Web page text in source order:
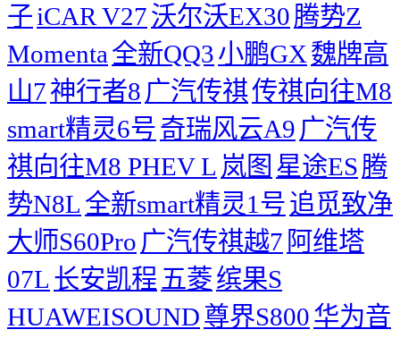
子iCAR V27沃尔沃EX30腾势Z
Momenta 全新QQ3小鹏GX魏牌高
山7神行者8 广汽传祺传祺向往M8
smart精灵6号奇瑞风云A9 广汽传
祺向往M8 PHEV L 岚图 星途ES腾
势N8L 全新smart精灵1号追觅致净
大师S60Pro 广汽传祺越7 阿维塔
07L 长安凯程 五菱缤果S
HUAWEISOUND尊界S800华为音